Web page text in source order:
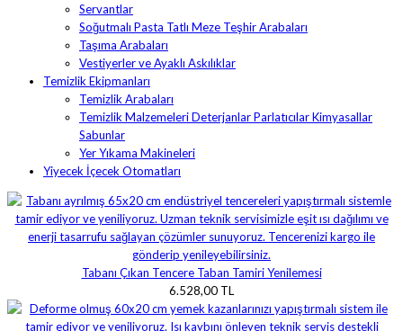
Servantlar
Soğutmalı Pasta Tatlı Meze Teşhir Arabaları
Taşıma Arabaları
Vestiyerler ve Ayaklı Askılıklar
Temizlik Ekipmanları
Temizlik Arabaları
Temizlik Malzemeleri Deterjanlar Parlatıcılar Kimyasallar
Sabunlar
Yer Yıkama Makineleri
Yiyecek İçecek Otomatları
Tabanı Çıkan Tencere Taban Tamiri Yenilemesi
6.528,00 TL